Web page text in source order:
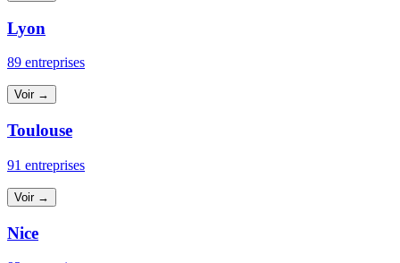
Lyon
89 entreprises
Voir →
Toulouse
91 entreprises
Voir →
Nice